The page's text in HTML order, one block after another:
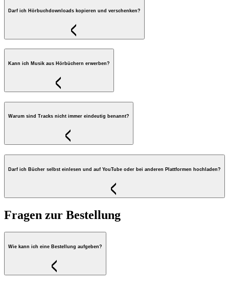
Darf ich Hörbuchdownloads kopieren und verschenken?
Kann ich Musik aus Hörbüchern erwerben?
Warum sind Tracks nicht immer eindeutig benannt?
Darf ich Bücher selbst einlesen und auf YouTube oder bei anderen Plattformen hochladen?
Fragen zur Bestellung
Wie kann ich eine Bestellung aufgeben?